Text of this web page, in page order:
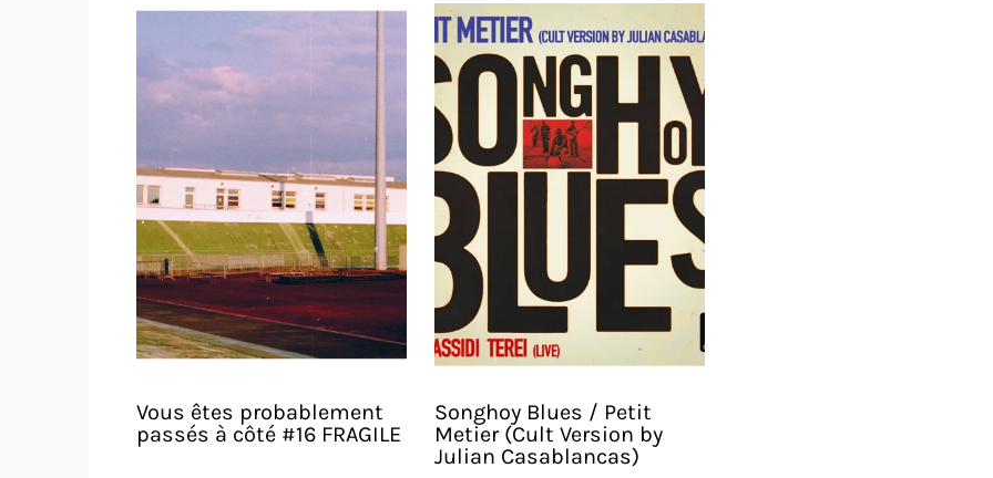
Vous êtes probablement
passés à côté #16 FRAGILE
Songhoy Blues / Petit
Metier (Cult Version by
Julian Casablancas)